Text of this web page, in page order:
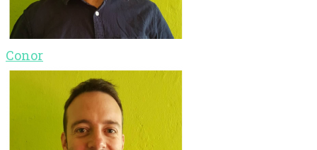
Conor